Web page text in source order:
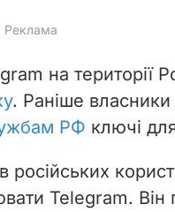
на території
. Раніше
РФ ключі
російських
Telegram. Він